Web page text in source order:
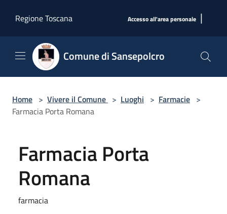
Regione Toscana
Accesso all'area personale |
Comune di Sansepolcro
Home > Vivere il Comune > Luoghi > Farmacie >
Farmacia Porta Romana
Farmacia Porta
Romana
farmacia